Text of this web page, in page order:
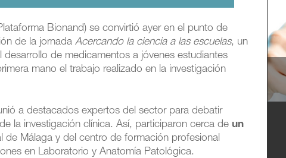
Bionand) se convirtió ayer en el punto de
de la jornadaAcercando la ciencia a las escuelas, un
de medicamentos a jóvenes estudiantes
mano el trabajo realizado en la investigación
a destacados expertos del sector para debatir
la investigación clínica. Así, participaron cerca de un
de Málaga y del centro de formación profesional
en Laboratorio y Anatomía Patológica.